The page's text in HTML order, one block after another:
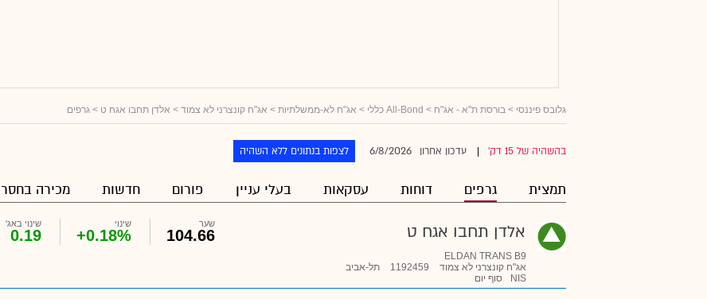
גלובס פיננסי > בורסת ת"א - אג"ח > All-Bond כללי > אג"ח לא-ממשלתיות > אג"ח קונצרני לא צמוד > אלדן תחבו אגח ט > גרפים
בהשהיה של 15 דק' עדכון אחרון 6/8/2026 לצפות בנתונים ללא השהיה
תמצית גרפים דוחות עסקאות בעלי עניין פורום חדשות מכירה בחסר
אלדן תחבו אגח ט
ELDAN TRANS B9
אג"ח קונצרני לא צמוד
1192459
תל-אביב
NIS
סוף יום
שער
104.66
שינוי
+0.18%
שינוי באג'
0.19